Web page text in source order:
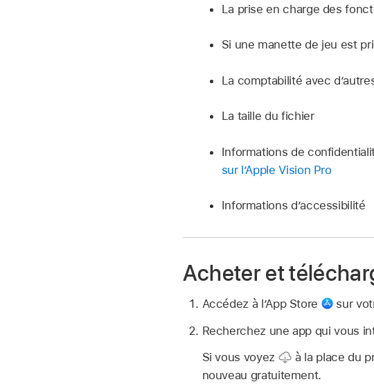
La prise en charge des
Si une manette de jeu est
La comptabilité avec
La taille du fichier
Informations de
sur l’Apple Vision Pro
Informations d’accessibilité
Acheter et
Accédez à l’App Store
sur
Recherchez une app qui vous
Si vous voyez
à la place du
nouveau gratuitement.